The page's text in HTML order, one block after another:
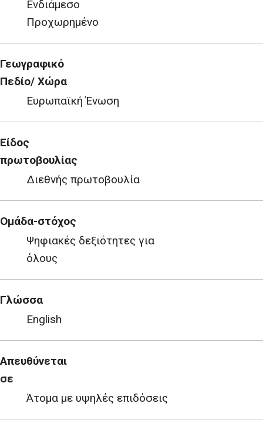
Ενδιάμεσο
Προχωρημένο
Γεωγραφικό
Πεδίο/ Χώρα
Ευρωπαϊκή Ένωση
Είδος
πρωτοβουλίας
Διεθνής πρωτοβουλία
Ομάδα-στόχος
Ψηφιακές δεξιότητες για
όλους
Γλώσσα
English
Απευθύνεται
σε
Άτομα με υψηλές επιδόσεις